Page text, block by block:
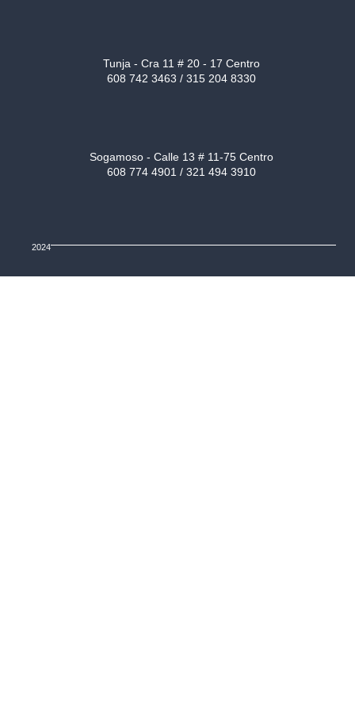
Tunja - Cra 11 # 20 - 17 Centro
608 742 3463 / 315 204 8330
Sogamoso - Calle 13 # 11-75 Centro
608 774 4901 / 321 494 3910
2024